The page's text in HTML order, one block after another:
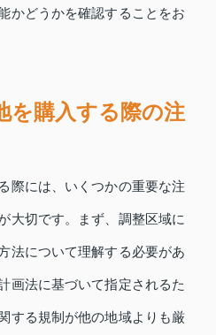
かどうかを確認することをお
を購入する際の注
際には、いくつかの重要な注
大切です。まず、調整区域に
法について理解する必要があ
画法に基づいて指定されるた
する規制が他の地域よりも厳